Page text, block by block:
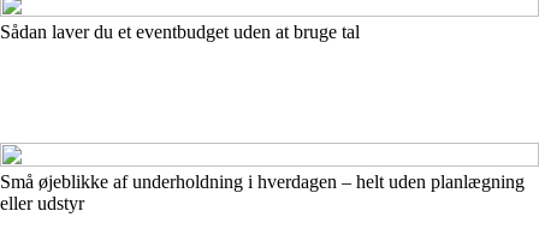
Sådan laver du et eventbudget uden at bruge tal
Små øjeblikke af underholdning i hverdagen – helt uden planlægning
eller udstyr